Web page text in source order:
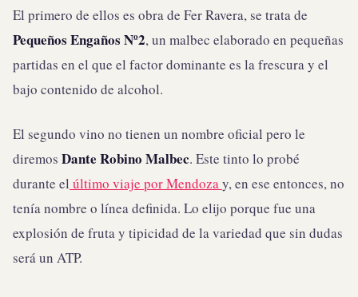
El primero de ellos es obra de Fer Ravera, se trata de
Pequeños Engaños Nº2, un malbec elaborado en pequeñas
partidas en el que el factor dominante es la frescura y el
bajo contenido de alcohol.
El segundo vino no tienen un nombre oficial pero le
diremos Dante Robino Malbec. Este tinto lo probé
durante el último viaje por Mendozay, en ese entonces, no
tenía nombre o línea definida. Lo elijo porque fue una
explosión de fruta y tipicidad de la variedad que sin dudas
será un ATP.